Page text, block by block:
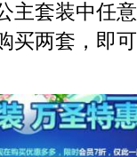
主套装中任
买两套，即